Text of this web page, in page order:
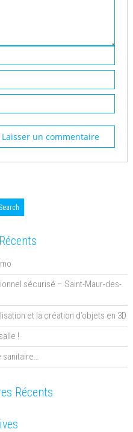
sécurisé – Saint-Maur-des-
et la création d’objets en 3D
!
sanitaire…
Récents